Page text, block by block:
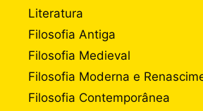
Literatura
Filosofia Antiga
Filosofia Medieval
Filosofia Moderna e
Filosofia Contemporânea